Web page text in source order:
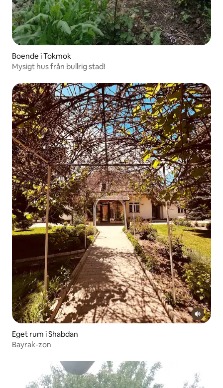
Boende i Tokmok
Mysigt hus från bullrig stad!
Eget rum i Shabdan
Bayrak-zon